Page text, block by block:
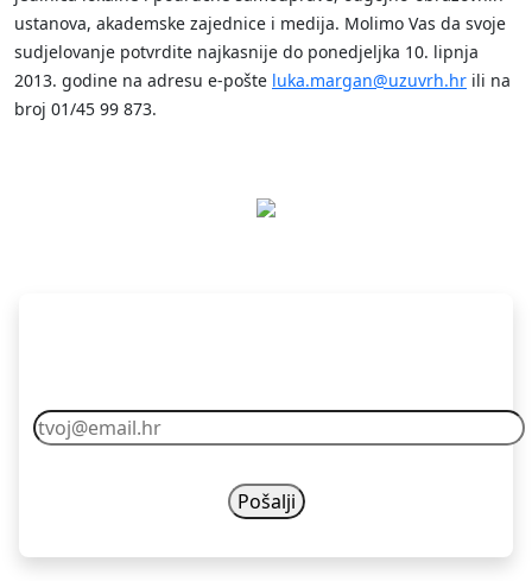
ustanova, akademske zajednice i medija. Molimo Vas da svoje
sudjelovanje potvrdite najkasnije do ponedjeljka 10. lipnja
2013. godine na adresu e-pošte luka.margan@uzuvrh.hr ili na
broj 01/45 99 873.